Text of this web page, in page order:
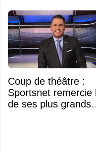
Coup de théâtre :
Sportsnet remercie
de ses plus grands